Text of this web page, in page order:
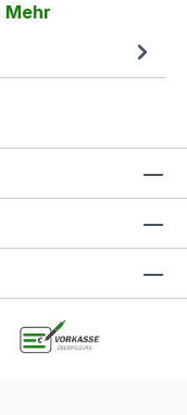
Mehr